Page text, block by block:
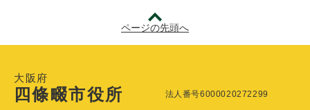
ページの先頭へ
大阪府
四條畷市役所 法人番号6000020272299